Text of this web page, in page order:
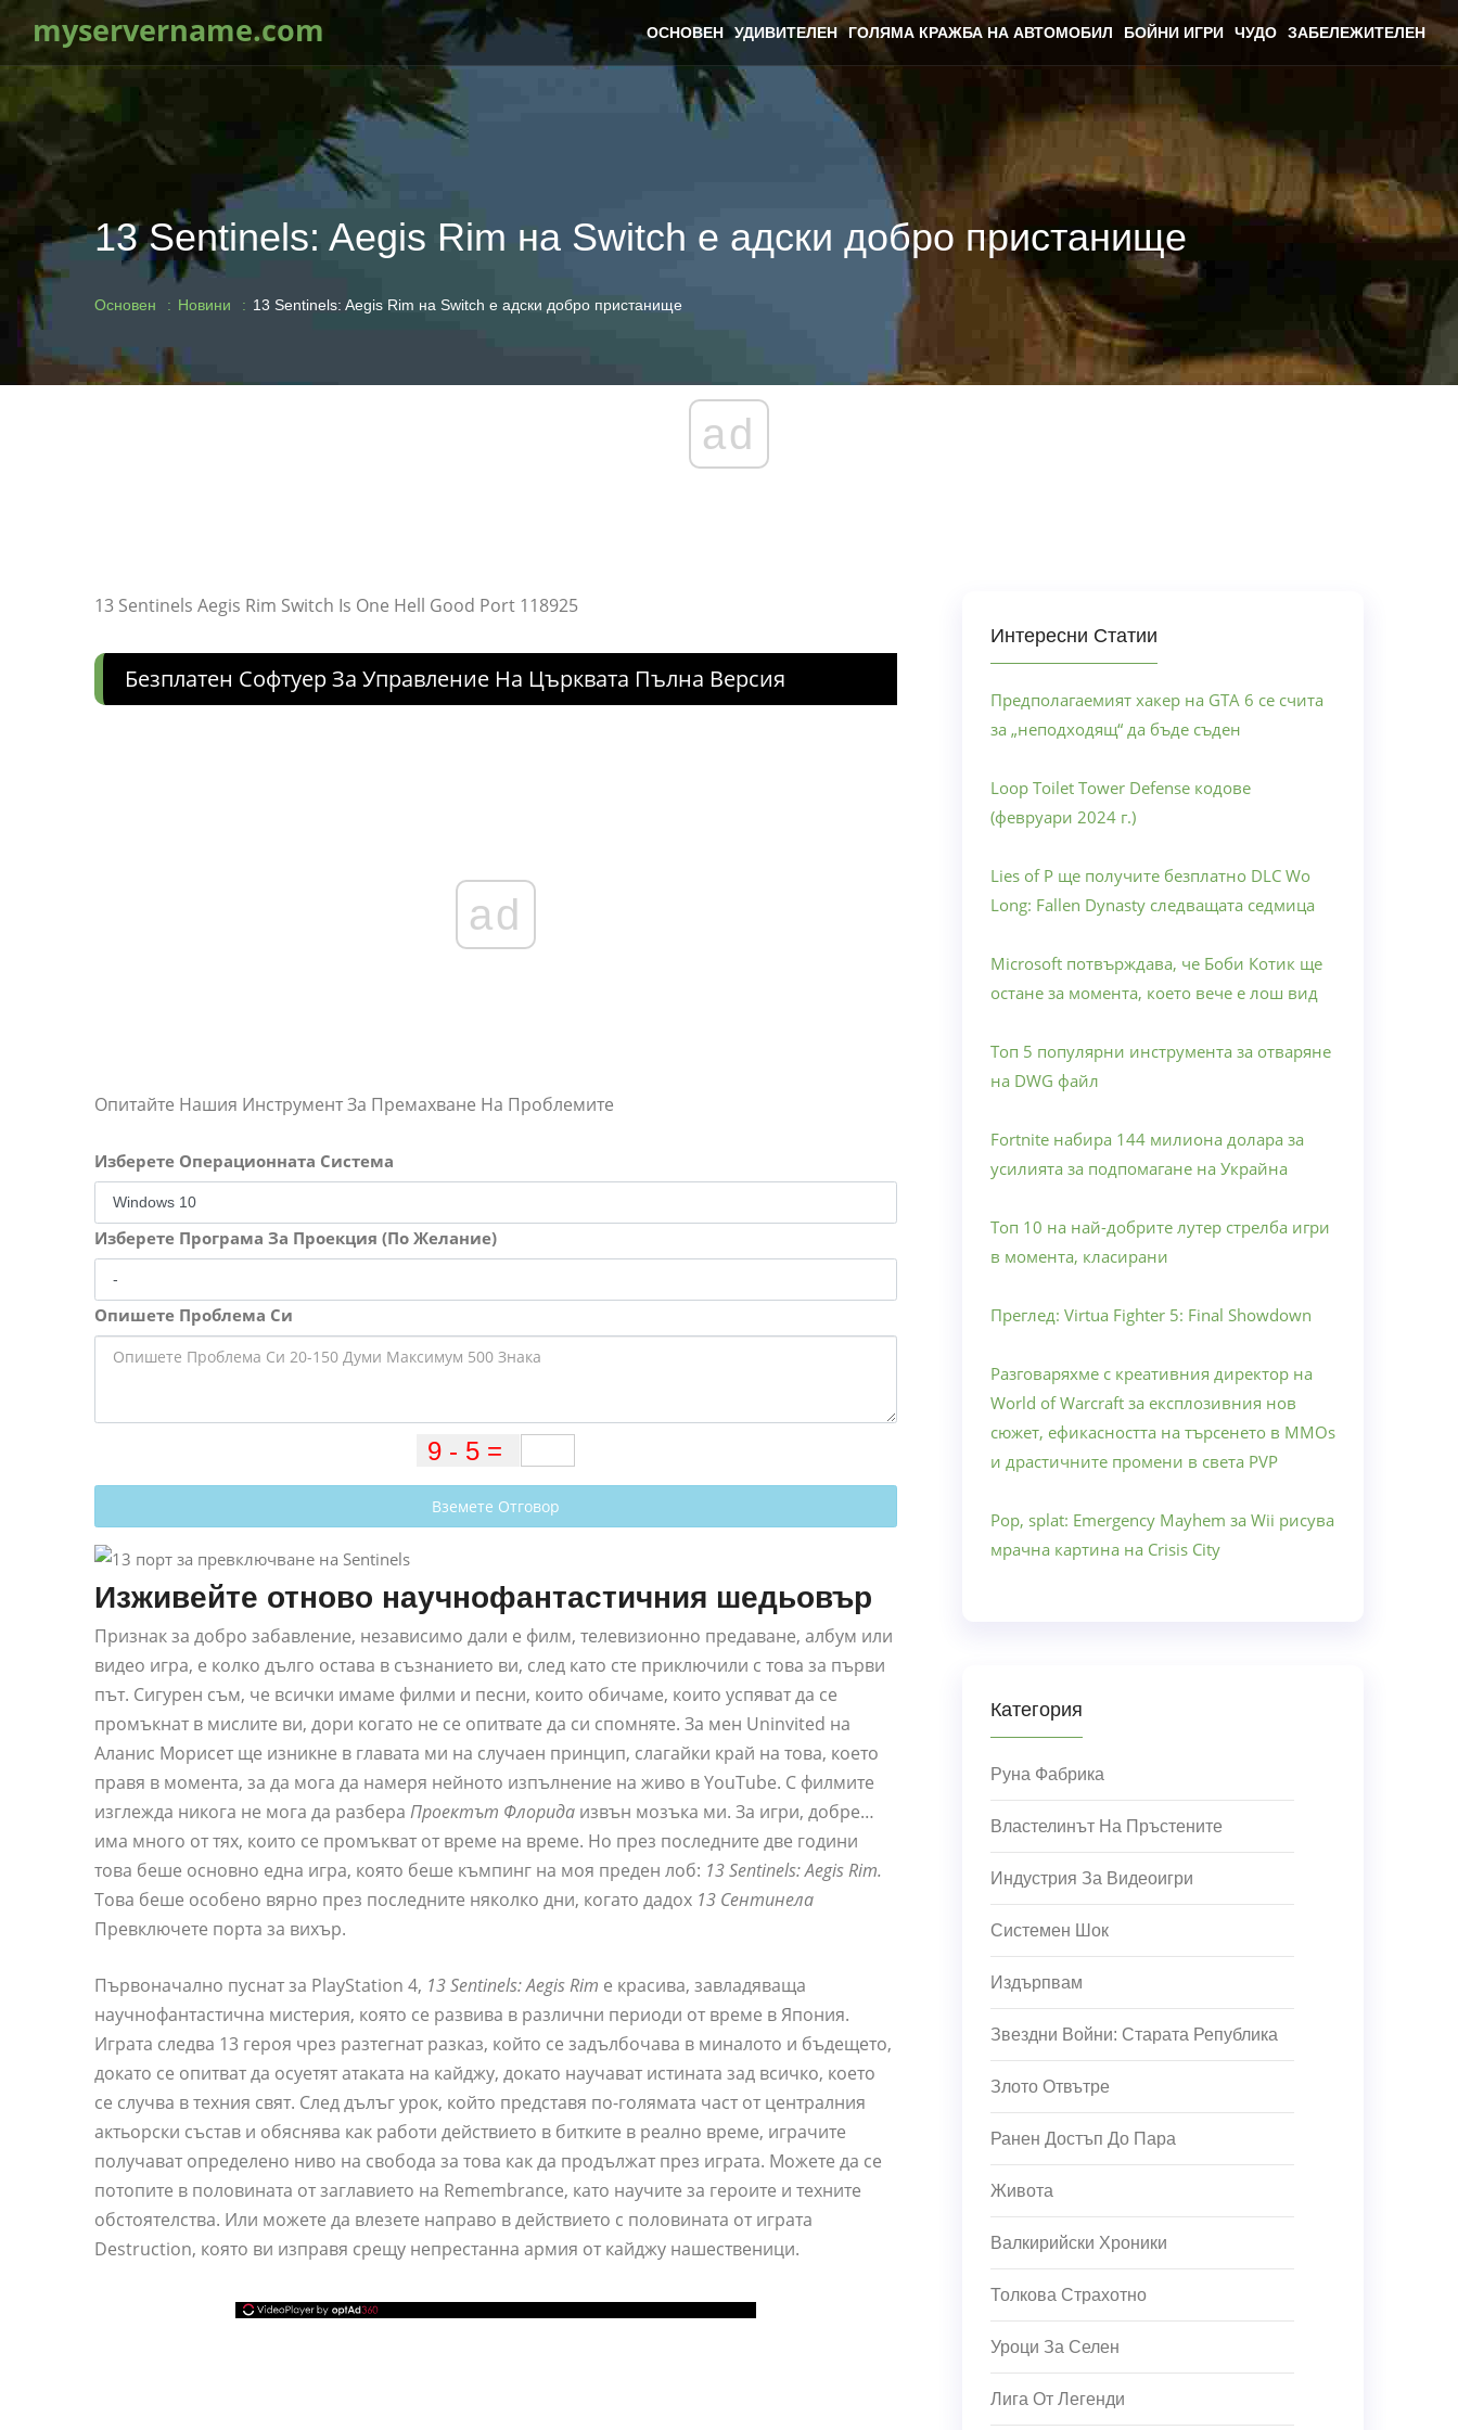
myservername.com ОСНОВЕН УДИВИТЕЛЕН ГОЛЯМА КРАЖБА НА АВТОМОБИЛ БОЙНИ ИГРИ ЧУДО ЗАБЕЛЕЖИТЕЛЕН
13 Sentinels: Aegis Rim на Switch е адски добро пристанище
Основен Новини 13 Sentinels: Aegis Rim на Switch е адски добро пристанище
ad
13 Sentinels Aegis Rim Switch Is One Hell Good Port 118925
Безплатен Софтуер За Управление На Църквата Пълна Версия
ad
Опитайте Нашия Инструмент За Премахване На Проблемите
Изберете Операционната Система
Изберете Програма За Проекция (По Желание)
Опишете Проблема Си
Вземете Отговор
Изживейте отново научнофантастичния шедьовър
Признак за добро забавление, независимо дали е филм, телевизионно предаване, албум или
видео игра, е колко дълго остава в съзнанието ви, след като сте приключили с това за първи
път. Сигурен съм, че всички имаме филми и песни, които обичаме, които успяват да се
промъкнат в мислите ви, дори когато не се опитвате да си спомняте. За мен Uninvited на
Аланис Морисет ще изникне в главата ми на случаен принцип, слагайки край на това, което
правя в момента, за да мога да намеря нейното изпълнение на живо в YouTube. С филмите
изглежда никога не мога да разбера Проектът Флорида извън мозъка ми. За игри, добре…
има много от тях, които се промъкват от време на време. Но през последните две години
това беше основно една игра, която беше къмпинг на моя преден лоб: 13 Sentinels: Aegis Rim.
Това беше особено вярно през последните няколко дни, когато дадох 13 Сентинела
Превключете порта за вихър.
Първоначално пуснат за PlayStation 4, 13 Sentinels: Aegis Rim е красива, завладяваща
научнофантастична мистерия, която се развива в различни периоди от време в Япония.
Играта следва 13 героя чрез разтегнат разказ, който се задълбочава в миналото и бъдещето,
докато се опитват да осуетят атаката на кайджу, докато научават истината зад всичко, което
се случва в техния свят. След дълъг урок, който представя по-голямата част от централния
актьорски състав и обяснява как работи действието в битките в реално време, играчите
получават определено ниво на свобода за това как да продължат през играта. Можете да се
потопите в половината от заглавието на Remembrance, като научите за героите и техните
обстоятелства. Или можете да влезете направо в действието с половината от играта
Destruction, която ви изправя срещу непрестанна армия от кайджу нашественици.
Интересни Статии
Предполагаемият хакер на GTA 6 се счита
за „неподходящ“ да бъде съден
Loop Toilet Tower Defense кодове
(февруари 2024 г.)
Lies of P ще получите безплатно DLC Wo
Long: Fallen Dynasty следващата седмица
Microsoft потвърждава, че Боби Котик ще
остане за момента, което вече е лош вид
Топ 5 популярни инструмента за отваряне
на DWG файл
Fortnite набира 144 милиона долара за
усилията за подпомагане на Украйна
Топ 10 на най-добрите лутер стрелба игри
в момента, класирани
Преглед: Virtua Fighter 5: Final Showdown
Разговаряхме с креативния директор на
World of Warcraft за експлозивния нов
сюжет, ефикасността на търсенето в MMOs
и драстичните промени в света PVP
Pop, splat: Emergency Mayhem за Wii рисува
мрачна картина на Crisis City
Категория
Руна Фабрика
Властелинът На Пръстените
Индустрия За Видеоигри
Системен Шок
Издърпвам
Звездни Войни: Старата Република
Злото Отвътре
Ранен Достъп До Пара
Живота
Валкирийски Хроники
Толкова Страхотно
Уроци За Селен
Лига От Легенди